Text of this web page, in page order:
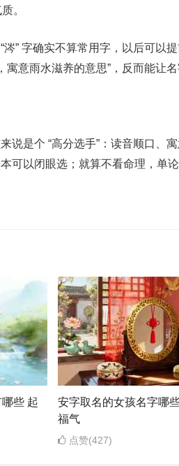
。
涔” 字确实不算常用字，以后可以
寓意雨水滋养的意思”，反而能让
说是个 “高分选手”：读音顺口、
可以闭眼选；就算不看命理，单
些 起
安字取名的女孩名字哪
福气
点赞(427)